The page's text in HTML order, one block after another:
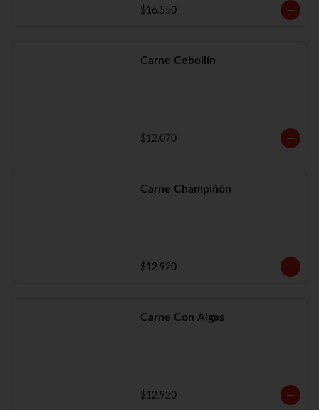
$16.550
Carne Cebollín
$12.070
Carne Champiñón
$12.920
Carne Con Algas
$12.920